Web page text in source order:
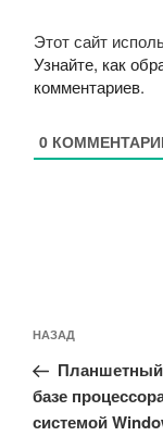
Этот сайт
Узнайте, как
комментариев.
0
по
записям
Предыдущая
запись:
НАЗАД
Планшетный
базе
системой